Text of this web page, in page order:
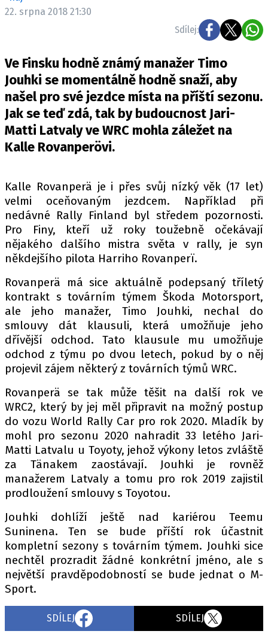
TESTY ELEKTROMOBILŮ
TRH S ELEKTROMOBILY
RALLY
OSTATNÍ
DAKAR
Z DOMOVA
ZE SVĚTA
MOTORSPORT
ČEŠI V AKCI
FIA CEZ & POHÁRY
MEZINÁRODNÍ SCÉNA
SLEDUJTE NÁS NA|
Máte příběh, fotku nebo video?
Pošlete e-mail na autoroad.cz
ETICKÝ KODEX
KONTAKT
VYDAVATEL
INZERCE
OSOBNÍ ÚDAJE / COOKIES
Provozovatelem serveru autoroad.cz je
22. srpna 2018 21:30
Sdílej:
Ve Finsku hodně známý manažer Timo
Jouhki se momentálně hodně snaží, aby
našel pro své jezdce místa na příští sezonu.
Jak se teď zdá, tak by budoucnost Jari-
Matti Latvaly ve WRC mohla záležet na
Kalle Rovanperövi.
Kalle Rovanperä je i přes svůj nízký věk (17 let)
velmi oceňovaným jezdcem. Například při
nedávné Rally Finland byl středem pozornosti.
Pro Finy, kteří už roky toužebně očekávají
nějakého dalšího mistra světa v rally, je syn
někdejšího pilota Harriho Rovanperï.
Rovanperä má sice aktuálně podepsaný tříletý
kontrakt s továrním týmem Škoda Motorsport,
ale jeho manažer, Timo Jouhki, nechal do
smlouvy dát klausuli, která umožňuje jeho
dřívější odchod. Tato klausule mu umožňuje
odchod z týmu po dvou letech, pokud by o něj
projevil zájem některý z továrních týmů WRC.
Rovanperä se tak může těšit na další rok ve
WRC2, který by jej měl připravit na možný postup
do vozu World Rally Car pro rok 2020. Mladík by
mohl pro sezonu 2020 nahradit 33 letého Jari-
Matti Latvalu u Toyoty, jehož výkony letos zvláště
za Tänakem zaostávají. Jouhki je rovněž
manažerem Latvaly a tomu pro rok 2019 zajistil
prodloužení smlouvy s Toyotou.
Jouhki dohlíží ještě nad kariérou Teemu
Suninena. Ten se bude příští rok účastnit
kompletní sezony s továrním týmem. Jouhki sice
nechtěl prozradit žádné konkrétní jméno, ale s
největší pravděpodobností se bude jednat o M-
Sport.
SDÍLEJ SDÍLEJ